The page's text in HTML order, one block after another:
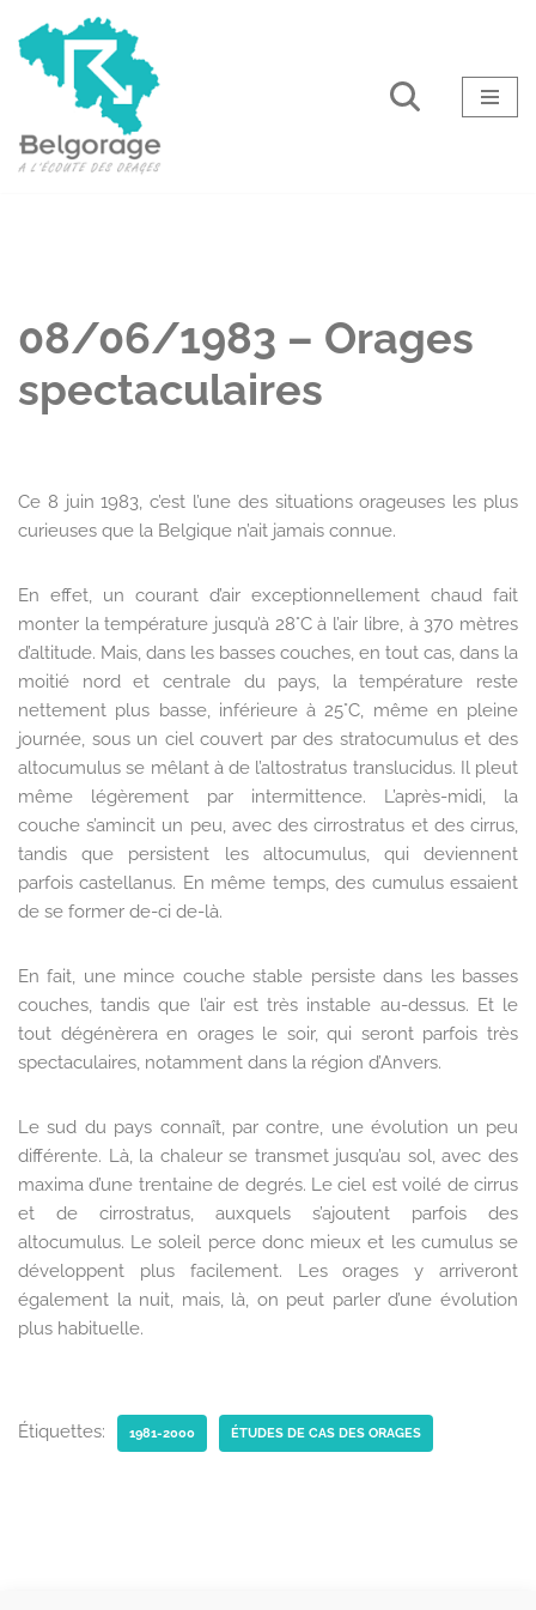
Aller
08/06/1983 – Orages
spectaculaires
Ce 8 juin 1983, c’est l’une des situations orageuses les plus
curieuses que la Belgique n’ait jamais connue.
En effet, un courant d’air exceptionnellement chaud fait
monter la température jusqu’à 28°C à l’air libre, à 370 mètres
d’altitude. Mais, dans les basses couches, en tout cas, dans la
moitié nord et centrale du pays, la température reste
nettement plus basse, inférieure à 25°C, même en pleine
journée, sous un ciel couvert par des stratocumulus et des
altocumulus se mêlant à de l’altostratus translucidus. Il pleut
même légèrement par intermittence. L’après-midi, la
couche s’amincit un peu, avec des cirrostratus et des cirrus,
tandis que persistent les altocumulus, qui deviennent
parfois castellanus. En même temps, des cumulus essaient
de se former de-ci de-là.
En fait, une mince couche stable persiste dans les basses
couches, tandis que l’air est très instable au-dessus. Et le
tout dégénèrera en orages le soir, qui seront parfois très
spectaculaires, notamment dans la région d’Anvers.
Le sud du pays connaît, par contre, une évolution un peu
différente. Là, la chaleur se transmet jusqu’au sol, avec des
maxima d’une trentaine de degrés. Le ciel est voilé de cirrus
et de cirrostratus, auxquels s’ajoutent parfois des
altocumulus. Le soleil perce donc mieux et les cumulus se
développent plus facilement. Les orages y arriveront
également la nuit, mais, là, on peut parler d’une évolution
plus habituelle.
Étiquettes: 1981-2000 ÉTUDES DE CAS DES ORAGES